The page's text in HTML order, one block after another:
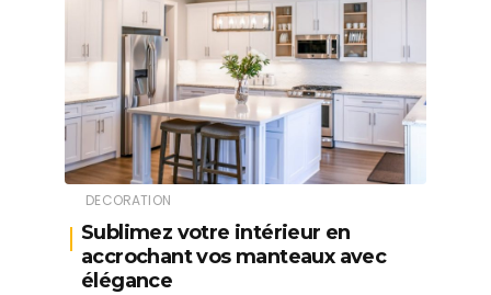
DECORATION
Sublimez votre intérieur en
accrochant vos manteaux avec
élégance